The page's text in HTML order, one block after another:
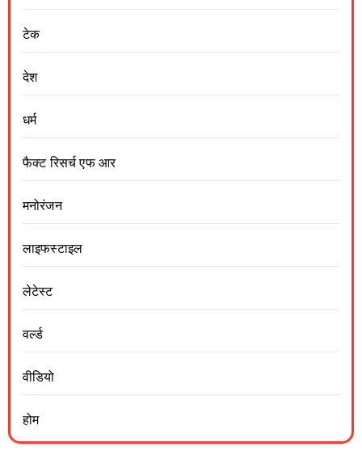
टेक
देश
धर्म
फैक्ट रिसर्च एफ आर
मनोरंजन
लाइफस्टाइल
लेटेस्ट
वर्ल्ड
वीडियो
होम